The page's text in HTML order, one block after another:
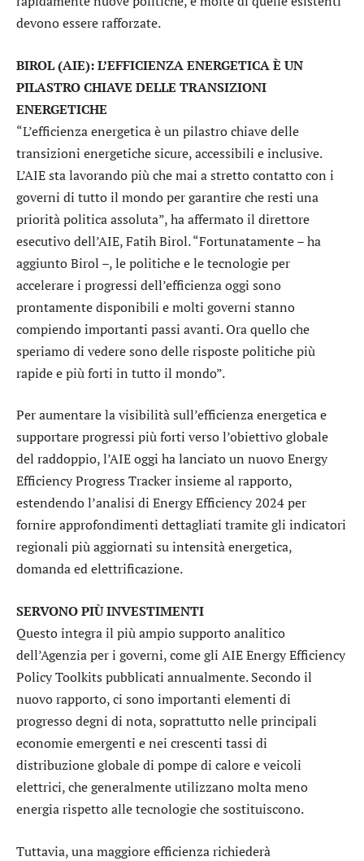
devono essere rafforzate.
BIROL (AIE): L’EFFICIENZA ENERGETICA È UN
PILASTRO CHIAVE DELLE TRANSIZIONI
ENERGETICHE
“L’efficienza energetica è un pilastro chiave delle
transizioni energetiche sicure, accessibili e inclusive.
L’AIE sta lavorando più che mai a stretto contatto con i
governi di tutto il mondo per garantire che resti una
priorità politica assoluta”, ha affermato il direttore
esecutivo dell’AIE, Fatih Birol. “Fortunatamente – ha
aggiunto Birol –, le politiche e le tecnologie per
accelerare i progressi dell’efficienza oggi sono
prontamente disponibili e molti governi stanno
compiendo importanti passi avanti. Ora quello che
speriamo di vedere sono delle risposte politiche più
rapide e più forti in tutto il mondo”.
Per aumentare la visibilità sull’efficienza energetica e
supportare progressi più forti verso l’obiettivo globale
del raddoppio, l’AIE oggi ha lanciato un nuovo Energy
Efficiency Progress Tracker insieme al rapporto,
estendendo l’analisi di Energy Efficiency 2024 per
fornire approfondimenti dettagliati tramite gli indicatori
regionali più aggiornati su intensità energetica,
domanda ed elettrificazione.
SERVONO PIÙ INVESTIMENTI
Questo integra il più ampio supporto analitico
dell’Agenzia per i governi, come gli AIE Energy Efficiency
Policy Toolkits pubblicati annualmente. Secondo il
nuovo rapporto, ci sono importanti elementi di
progresso degni di nota, soprattutto nelle principali
economie emergenti e nei crescenti tassi di
distribuzione globale di pompe di calore e veicoli
elettrici, che generalmente utilizzano molta meno
energia rispetto alle tecnologie che sostituiscono.
Tuttavia, una maggiore efficienza richiederà